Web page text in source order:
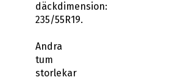
däckdimension:
235/55R19.
Andra
tum
storlekar